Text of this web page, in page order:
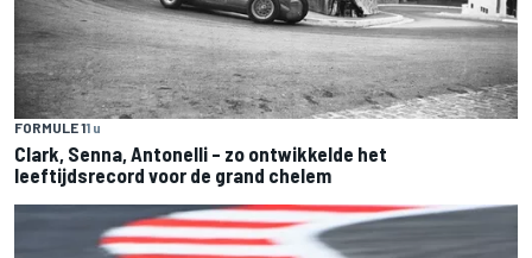
FORMULE 11 u
Clark, Senna, Antonelli – zo ontwikkelde het
leeftijdsrecord voor de grand chelem